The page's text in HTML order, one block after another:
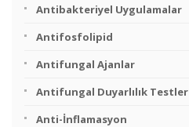
Antibakteriyel Uygulamalar
Antifosfolipid
Antifungal Ajanlar
Antifungal Duyarlılık Testler
Anti-İnflamasyon